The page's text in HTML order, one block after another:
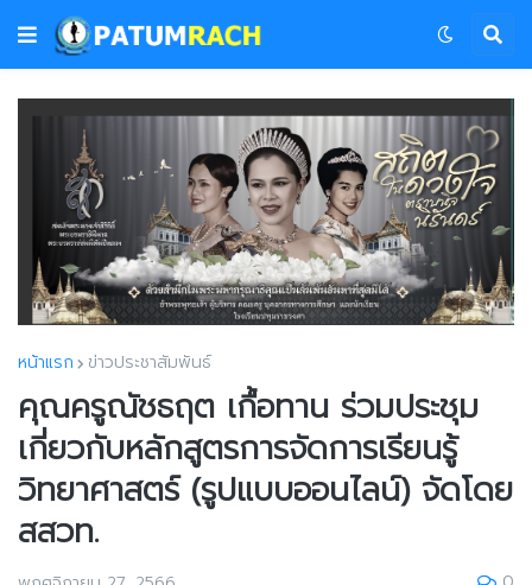
หน้าแรก ข่าวประชาสัมพันธ์
คุณครูณัชธฤต เกื้อทาน ร่วมประชุม
เกี่ยวกับหลักสูตรการจัดการเรียนรู้
วิทยาศาสตร์ (รูปแบบออนไลน์) จัดโดย
สสวท.